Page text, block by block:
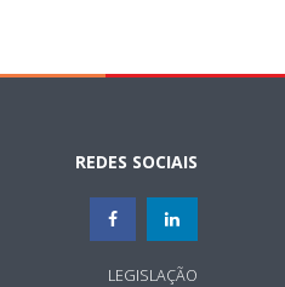
REDES SOCIAIS
LEGISLAÇÃO